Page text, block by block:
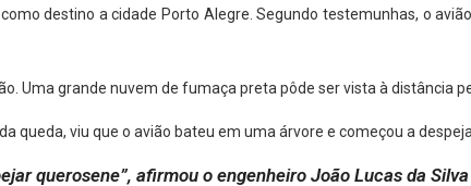
destino a cidade Porto Alegre. Segundo testemunhas, o
Uma grande nuvem de fumaça preta pôde ser vista à distância
queda, viu que o avião bateu em uma árvore e começou a
querosene”, afirmou o engenheiro João Lucas da